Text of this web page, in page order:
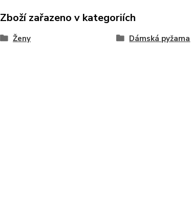
Zboží zařazeno v kategoriích
Ženy Dámská pyžama